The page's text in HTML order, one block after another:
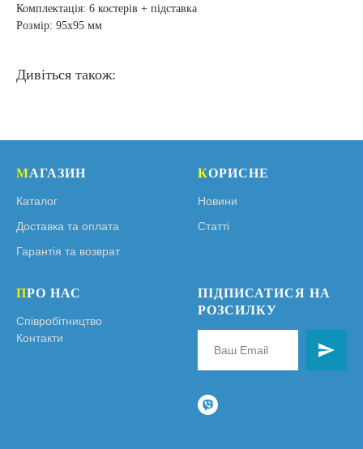
Комплектація: 6 костерів + підставка
Розмір: 95х95 мм
Дивіться також:
МАГАЗИН
Каталог
Доставка та оплата
Гарантія та возврат
КОРИСНЕ
Новини
Статті
ПРО НАС
Співробітництво
Контакти
ПІДПИСАТИСЯ НА
РОЗСИЛКУ